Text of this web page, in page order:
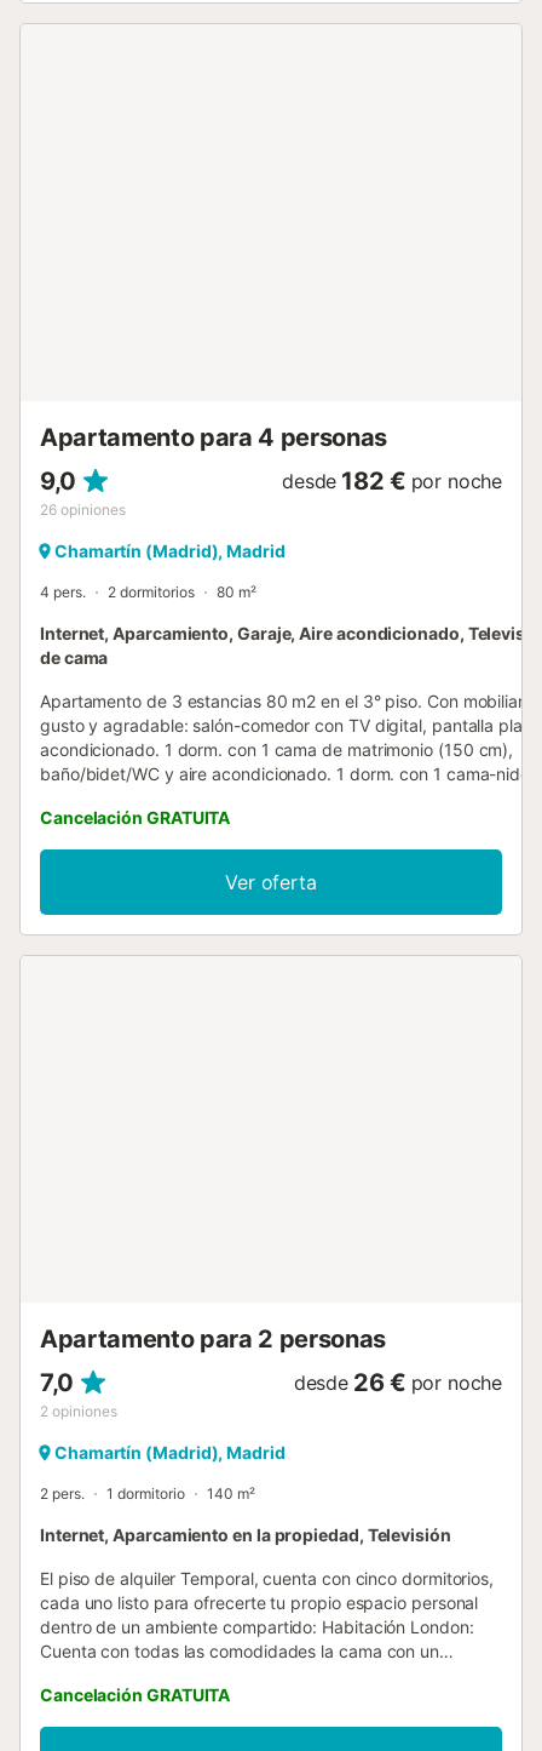
Apartamento para 4 personas
9,0
26 opiniones
desde 182 € por noche
Chamartín (Madrid), Madrid
4 pers. 2 dormitorios 80 m²
Internet, Aparcamiento, Garaje, Aire acondicionado,
de cama
Apartamento de 3 estancias 80 m2 en el 3° piso. Con
gusto y agradable: salón-comedor con TV digital, pantalla
acondicionado. 1 dorm. con 1 cama de matrimonio (150 cm),
baño/bidet/WC y aire acondicionado. 1 dorm. con 1 cama-nido
vitrocerámica, microondas, congelador). Baño/bidet/WC.
alojamiento dispone de: lavadora. Internet (Wifi, gratis). VT-
Cancelación GRATUITA
Ver oferta
Apartamento para 2 personas
7,0
2 opiniones
desde 26 € por noche
Chamartín (Madrid), Madrid
2 pers. 1 dormitorio 140 m²
Internet, Aparcamiento en la propiedad, Televisión
El piso de alquiler Temporal, cuenta con cinco dormitorios,
cada uno listo para ofrecerte tu propio espacio personal
dentro de un ambiente compartido: Habitación London:
Cuenta con todas las comodidades la cama con un
escritorio + silla, armarios, hasta smart TV "plana42",
climatización, caja fuerte, Conexión Internet Alta
Cancelación GRATUITA